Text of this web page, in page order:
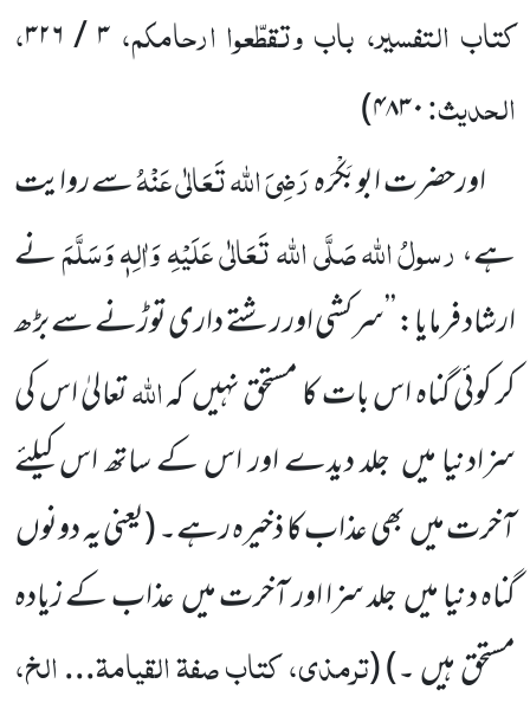
کتاب التفسیر، باب وتقطّعوا ارحامکم،۳/۳۲۶،
الحدیث:۴۸۳۰)
اورحضرت ابوبَکْرَہرَضِیَ اللہ تَعَالٰی عَنْہُسے روایت
ہے،رسولُاللہصَلَّی اللہ تَعَالٰی عَلَیْہِ وَاٰلِہٖ وَسَلَّمَنے
ارشاد فرمایا:’’سرکشی اور رشتے داری توڑنے سے بڑھ
کر کوئی گناہ اس بات کا مستحق نہیںکہاللہتعالیٰاس کی
سزادنیا میں جلد دیدے اور اس کے ساتھ اس کیلئے
آخرت میںبھی عذاب کا ذخیرہ رہے۔(یعنی یہ دونوں
گناہ دنیا میںجلد سزا اور آخرت میںعذاب کے زیادہ
مستحق ہیں ۔)(ترمذی، کتاب صفۃ القیامۃ...الخ،